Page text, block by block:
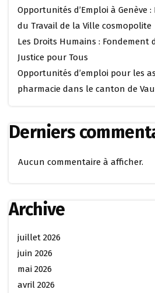
Opportunités d’Emploi à Genève
du Travail de la Ville cosmopolite
Les Droits Humains : Fondement
Justice pour Tous
Opportunités d’emploi pour les
pharmacie dans le canton de
Derniers
Aucun commentaire à afficher.
Archive
juillet 2026
juin 2026
mai 2026
avril 2026